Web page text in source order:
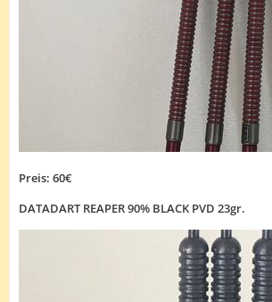
Preis: 60€
DATADART REAPER 90% BLACK PVD 23gr.